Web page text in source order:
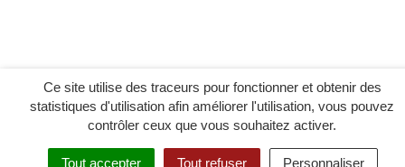
Ce site utilise des traceurs pour fonctionner et obtenir des
statistiques d'utilisation afin améliorer l'utilisation, vous pouvez
contrôler ceux que vous souhaitez activer.
Tout accepter Tout refuser Personnaliser